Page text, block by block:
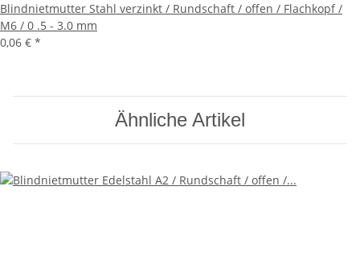
Blindnietmutter Stahl verzinkt / Rundschaft / offen / Flachkopf /
M6 / 0 .5 - 3.0 mm
0,06 € *
Ähnliche Artikel